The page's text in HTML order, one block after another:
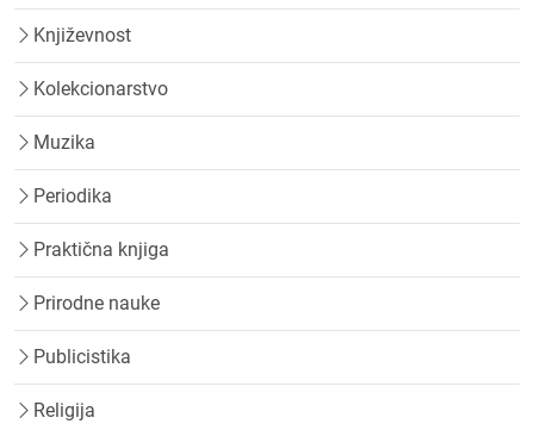
Književnost
Kolekcionarstvo
Muzika
Periodika
Praktična knjiga
Prirodne nauke
Publicistika
Religija